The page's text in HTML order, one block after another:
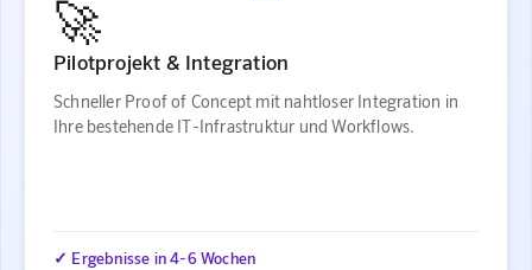
🚀
Pilotprojekt & Integration
Schneller Proof of Concept mit nahtloser Integration in
Ihre bestehende IT-Infrastruktur und Workflows.
✓ Ergebnisse in 4-6 Wochen